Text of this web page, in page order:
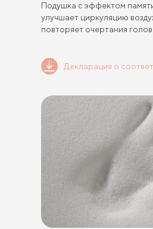
Подушка с эффектом
улучшает циркуляцию
повторяет очертания
Декларация о